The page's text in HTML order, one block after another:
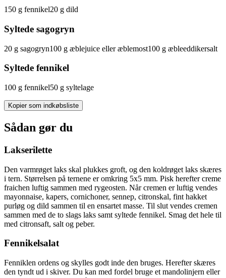
150 g fennikel20 g dild
Syltede sagogryn
20 g sagogryn100 g æblejuice eller æblemost100 g æbleeddikersalt
Syltede fennikel
100 g fennikel50 g syltelage
Kopier som indkøbsliste
Sådan gør du
Lakserilette
Den varmrøget laks skal plukkes groft, og den koldrøget laks skæres
i tern. Størrelsen på ternene er omkring 5x5 mm. Pisk herefter creme
fraichen luftig sammen med rygeosten. Når cremen er luftig vendes
mayonnaise, kapers, cornichoner, sennep, citronskal, fint hakket
purløg og dild sammen til en ensartet masse. Til slut vendes cremen
sammen med de to slags laks samt syltede fennikel. Smag det hele til
med citronsaft, salt og peber.
Fennikelsalat
Fenniklen ordens og skylles godt inde den bruges. Herefter skæres
den tyndt ud i skiver. Du kan med fordel bruge et mandolinjern eller